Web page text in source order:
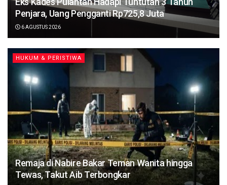
Penjara, Uang Pengganti Rp725,8 Juta
6 AGUSTUS 2026
HUKUM & PERISTIWA
Remaja di Nabire Bakar Teman Wanita hingga
Tewas, Takut Aib Terbongkar